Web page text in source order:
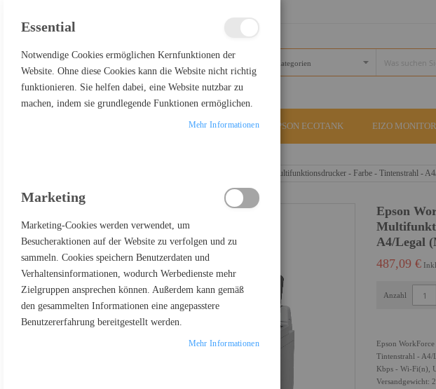
EPSON ECOTANK EIZO
Epson WorkForce Pro WF-C5890DWF BAM - Multifunktionsdrucker - Farbe - Tintenstrahl -
Epson
A4/Legal
487,09 €
Anzahl
Epson
Tintenstrahl - A4/
Kbps - Wi-Fi(n),
Versandgewicht:
Essential
Notwendige Cookies ermöglichen Kernfunktionen der
Website. Ohne diese Cookies kann die Website nicht richtig
funktionieren. Sie helfen dabei, eine Website nutzbar zu
machen, indem sie grundlegende Funktionen ermöglichen.
Mehr Informationen
Marketing
Marketing-Cookies werden verwendet, um
Besucheraktionen auf der Website zu verfolgen und zu
sammeln. Cookies speichern Benutzerdaten und
Verhaltensinformationen, wodurch Werbedienste mehr
Zielgruppen ansprechen können. Außerdem kann gemäß
den gesammelten Informationen eine angepasstere
Benutzererfahrung bereitgestellt werden.
Mehr Informationen